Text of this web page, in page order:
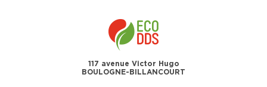
117 avenue Victor Hugo
BOULOGNE-BILLANCOURT